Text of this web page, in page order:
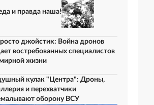
и правда наша!
джойстик: Война дронов
востребованных специалистов
жизни
кулак "Центра": Дроны,
и перехватчики
оборону ВСУ